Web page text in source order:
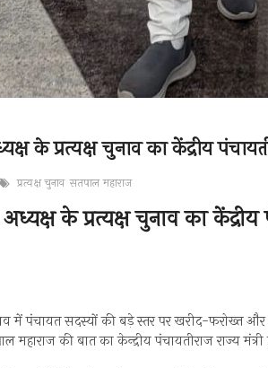
के प्रत्यक्ष चुनाव का केंद्रीय
प्रत्यक्ष चुनाव सतपाल महाराज
के प्रत्यक्ष चुनाव का केंद्रीय
पंचायत सदस्यों की बड़े स्तर पर खरीद-फरोख्त और
महाराज की बात का केन्द्रीय पंचायतीराज राज्य